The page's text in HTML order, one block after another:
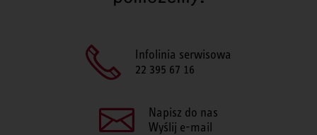
Infolinia serwisowa
22 395 67 16
Napisz do nas
Wyślij e-mail